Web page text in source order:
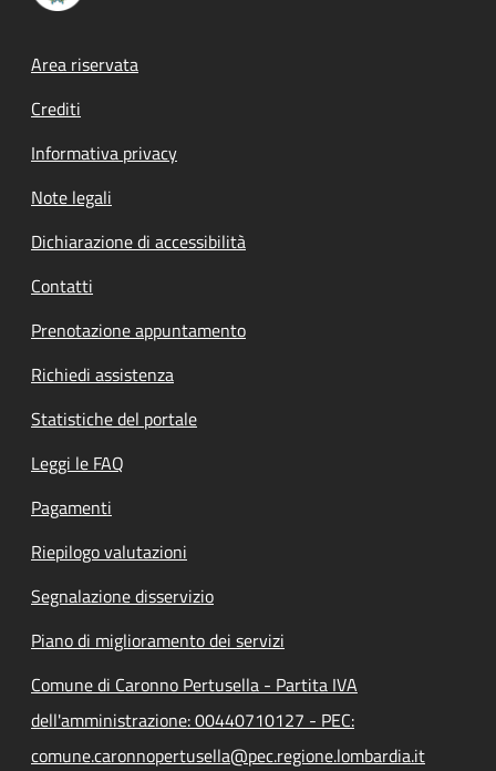
Footer menu
Area riservata
Crediti
Informativa privacy
Note legali
Dichiarazione di accessibilità
Contatti
Prenotazione appuntamento
Richiedi assistenza
Statistiche del portale
Leggi le FAQ
Pagamenti
Riepilogo valutazioni
Segnalazione disservizio
Piano di miglioramento dei servizi
Comune di Caronno Pertusella - Partita IVA
dell'amministrazione: 00440710127 - PEC:
comune.caronnopertusella@pec.regione.lombardia.it